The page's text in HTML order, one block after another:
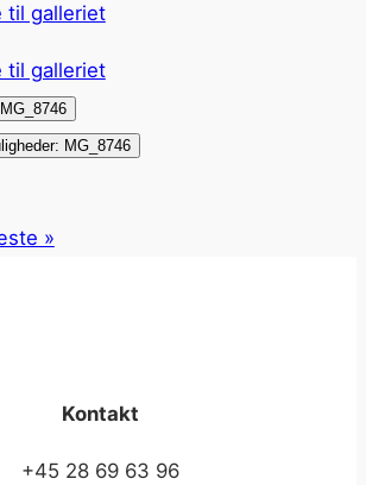
til galleriet
til galleriet
MG_8746
»
Kontakt
+45 28 69 63 96